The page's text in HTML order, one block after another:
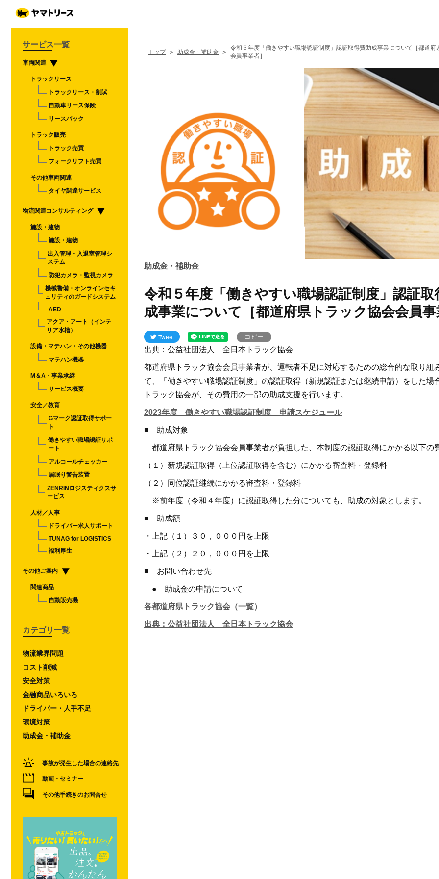
サービス一覧
車両関連
トラックリース
トラックリース・割賦
自動車リース保険
リースバック
トラック販売
トラック売買
フォークリフト売買
その他車両関連
タイヤ調達サービス
物流関連コンサルティング
施設・建物
施設・建物
出入管理・入退室管理シ
ステム
防犯カメラ・監視カメラ
機械警備・オンラインセキ
ュリティのガードシステム
AED
アクア・アート（インテ
リア水槽）
設備・マテハン・その他機器
マテハン機器
M＆A・事業承継
サービス概要
安全／教育
Gマーク認証取得サポー
ト
働きやすい職場認証サポ
ート
アルコールチェッカー
居眠り警告装置
ZENRINロジスティクスサ
ービス
人材／人事
ドライバー求人サポート
TUNAG for LOGISTICS
福利厚生
その他ご案内
関連商品
自動販売機
カテゴリ一覧
物流業界問題
コスト削減
安全対策
金融商品いろいろ
ドライバー・人手不足
環境対策
助成金・補助金
事故が発生した場合の連絡先
動画・セミナー
その他手続きのお問合せ
トップ > 助成金・補助金 >
令和５年度「働きやすい職場認証制度」認証取得費助成事業について［都道府
会員事業者］
助成金・補助金
令和５年度「働きやすい職場認証制度」認証取
成事業について［都道府県トラック協会会員事
Tweet コピー
出典：公益社団法人 全日本トラック協会
都道府県トラック協会会員事業者が、運転者不足に対応するための総合的な取り組
て、「働きやすい職場認証制度」の認証取得（新規認証または継続申請）をした場
トラック協会が、その費用の一部の助成支援を行います。
2023年度 働きやすい職場認証制度 申請スケジュール
■ 助成対象
都道府県トラック協会会員事業者が負担した、本制度の認証取得にかかる以下の
（１）新規認証取得（上位認証取得を含む）にかかる審査料・登録料
（２）同位認証継続にかかる審査料・登録料
※前年度（令和４年度）に認証取得した分についても、助成の対象とします。
■ 助成額
・上記（１）３０，０００円を上限
・上記（２）２０，０００円を上限
■ お問い合わせ先
● 助成金の申請について
各都道府県トラック協会（一覧）
出典：公益社団法人 全日本トラック協会